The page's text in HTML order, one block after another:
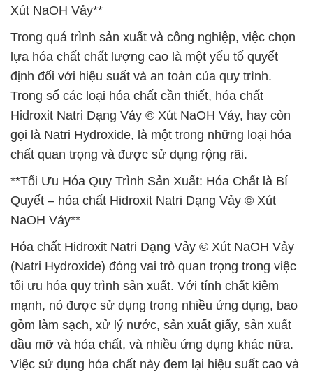
Xút NaOH Vảy**
Trong quá trình sản xuất và công nghiệp, việc chọn
lựa hóa chất chất lượng cao là một yếu tố quyết
định đối với hiệu suất và an toàn của quy trình.
Trong số các loại hóa chất cần thiết, hóa chất
Hidroxit Natri Dạng Vảy © Xút NaOH Vảy, hay còn
gọi là Natri Hydroxide, là một trong những loại hóa
chất quan trọng và được sử dụng rộng rãi.
**Tối Ưu Hóa Quy Trình Sản Xuất: Hóa Chất là Bí
Quyết – hóa chất Hidroxit Natri Dạng Vảy © Xút
NaOH Vảy**
Hóa chất Hidroxit Natri Dạng Vảy © Xút NaOH Vảy
(Natri Hydroxide) đóng vai trò quan trọng trong việc
tối ưu hóa quy trình sản xuất. Với tính chất kiềm
mạnh, nó được sử dụng trong nhiều ứng dụng, bao
gồm làm sạch, xử lý nước, sản xuất giấy, sản xuất
dầu mỡ và hóa chất, và nhiều ứng dụng khác nữa.
Việc sử dụng hóa chất này đem lại hiệu suất cao và